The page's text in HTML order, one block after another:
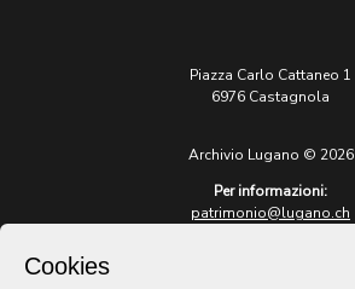
Piazza Carlo Cattaneo 1
6976 Castagnola
Archivio Lugano © 2026
Per informazioni:
patrimonio@lugano.ch
Cookies